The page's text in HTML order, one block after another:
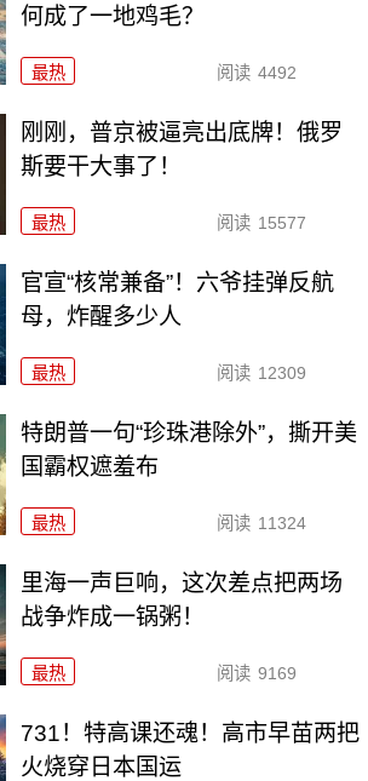
何成了一地鸡毛？
最热 阅读 4492
刚刚，普京被逼亮出底牌！俄罗
斯要干大事了！
最热 阅读 15577
官宣“核常兼备”！六爷挂弹反航
母，炸醒多少人
最热 阅读 12309
特朗普一句“珍珠港除外”，撕开美
国霸权遮羞布
最热 阅读 11324
里海一声巨响，这次差点把两场
战争炸成一锅粥！
最热 阅读 9169
731！特高课还魂！高市早苗两把
火烧穿日本国运